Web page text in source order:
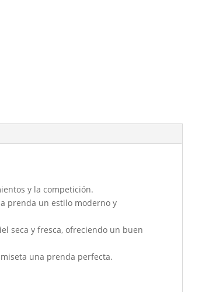
y la competición.
prenda un estilo moderno y
seca y fresca, ofreciendo un buen
una prenda perfecta.